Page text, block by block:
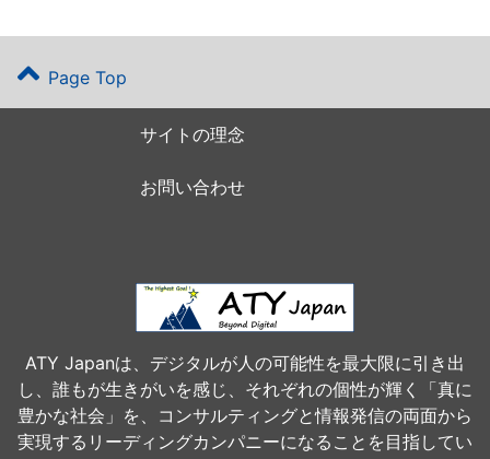
Page Top
サイトの理念
お問い合わせ
ATY Japanは、デジタルが人の可能性を最大限に引き出
し、誰もが生きがいを感じ、それぞれの個性が輝く「真に
豊かな社会」を、コンサルティングと情報発信の両面から
実現するリーディングカンパニーになることを目指してい